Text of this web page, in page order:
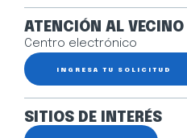
ATENCIÓN AL VECINO
Centro electrónico
INGRESA TU SOLICITUD
SITIOS DE INTERÉS